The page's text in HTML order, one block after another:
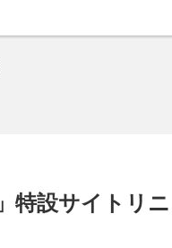
特設サイトリ